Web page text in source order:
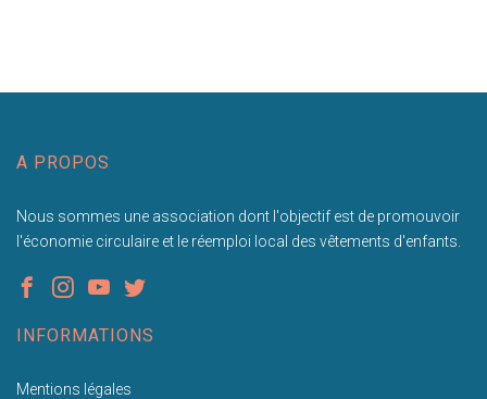
A PROPOS
Nous sommes une association dont l'objectif est de promouvoir
l'économie circulaire et le réemploi local des vêtements d'enfants.
INFORMATIONS
Mentions légales